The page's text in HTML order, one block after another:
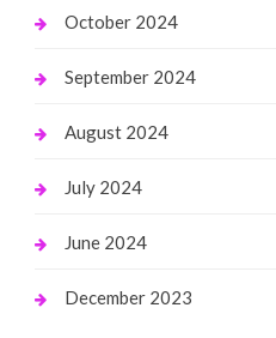
October 2024
September 2024
August 2024
July 2024
June 2024
December 2023